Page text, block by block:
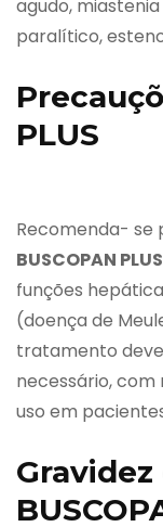
agudo,
paralítico,
PLUS
Recomenda- se
BUSCOPAN PLUS
funções
(doença de
tratamento
necessário, com
uso em
Gravidez